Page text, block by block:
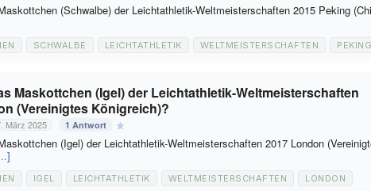
(Schwalbe) der Leichtathletik-Weltmeisterschaften 2015 Peking
SCHWALBE LEICHTATHLETIK WELTMEISTERSCHAFTEN PEKING
Maskottchen (Igel) der Leichtathletik-Weltmeisterschaften
(Vereinigtes Königreich)?
März 2025 1 Antwort
(Igel) der Leichtathletik-Weltmeisterschaften 2017 London
IGEL LEICHTATHLETIK WELTMEISTERSCHAFTEN LONDON